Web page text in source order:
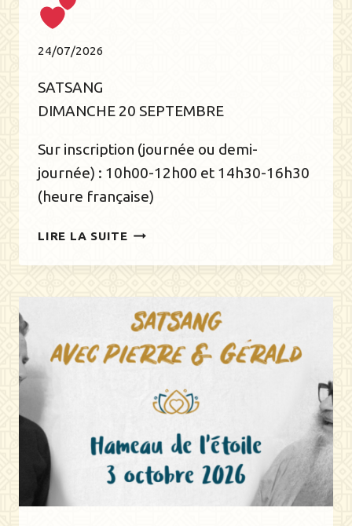
24/07/2026
SATSANG
DIMANCHE 20 SEPTEMBRE
Sur inscription (journée ou demi-
journée) : 10h00-12h00 et 14h30-16h30
(heure française)
LIRE LA SUITE JOURNÉE
SATSANG
AVEC
PIERRE
ET